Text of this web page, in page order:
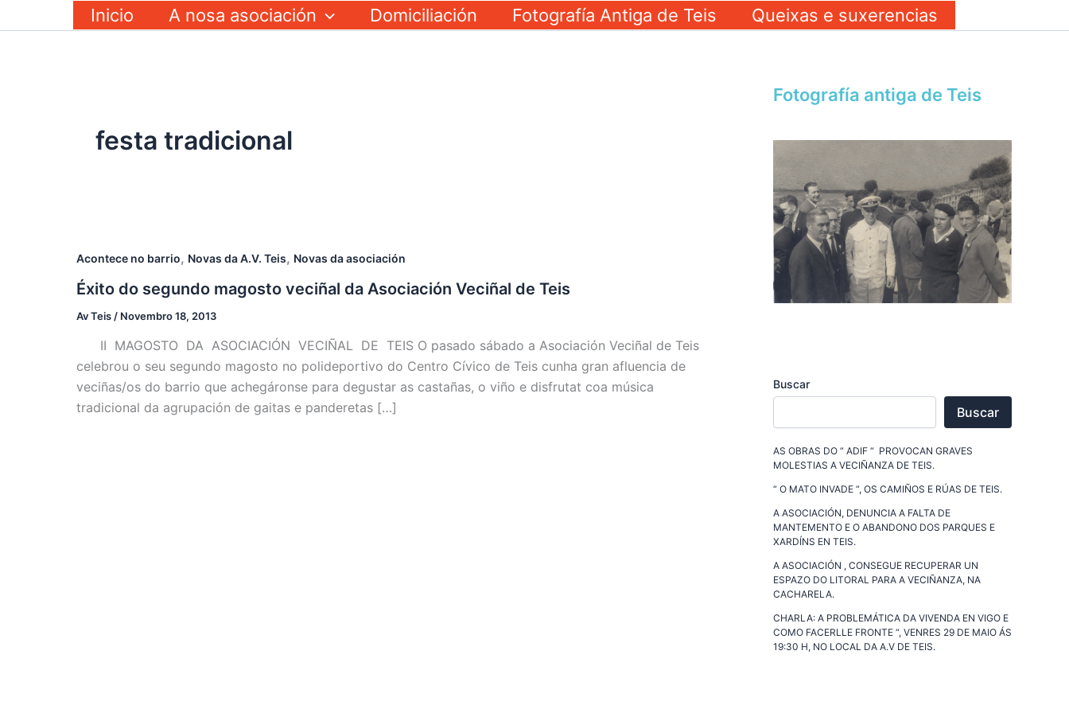
ao
Inicio A nosa asociación Domiciliación Fotografía Antiga de Teis Queixas e suxerencias
festa tradicional
Acontece no barrio, Novas da A.V. Teis, Novas da asociación
Éxito do segundo magosto veciñal da Asociación Veciñal de Teis
Av Teis / Novembro 18, 2013
II MAGOSTO DA ASOCIACIÓN VECIÑAL DE TEIS O pasado sábado a Asociación Veciñal de Teis
celebrou o seu segundo magosto no polideportivo do Centro Cívico de Teis cunha gran afluencia de
veciñas/os do barrio que achegáronse para degustar as castañas, o viño e disfrutat coa música
tradicional da agrupación de gaitas e panderetas […]
Fotografía antiga de Teis
Buscar
Buscar
AS OBRAS DO “ ADIF “ PROVOCAN GRAVES
MOLESTIAS A VECIÑANZA DE TEIS.
“ O MATO INVADE “, OS CAMIÑOS E RÚAS DE TEIS.
A ASOCIACIÓN, DENUNCIA A FALTA DE
MANTEMENTO E O ABANDONO DOS PARQUES E
XARDÍNS EN TEIS.
A ASOCIACIÓN , CONSEGUE RECUPERAR UN
ESPAZO DO LITORAL PARA A VECIÑANZA, NA
CACHARELA.
CHARLA: A PROBLEMÁTICA DA VIVENDA EN VIGO E
COMO FACERLLE FRONTE “, VENRES 29 DE MAIO ÁS
19:30 H, NO LOCAL DA A.V DE TEIS.